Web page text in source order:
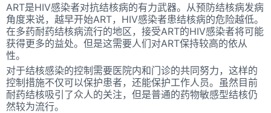
ART是HIV感染者对抗结核病的有力武器。从预防结核病发病
角度来说，越早开始ART，HIV感染者患结核病的危险越低。
在多药耐药结核病流行的地区，接受ART的HIV感染者将可能
获得更多的益处。但是这需要人们对ART保持较高的依从
性。
对于结核感染的控制需要医院内和门诊的共同努力，这样的
控制措施不仅可以保护患者，还能保护工作人员。虽然目前
耐药结核吸引了众人的关注，但是普通的药物敏感型结核仍
然较为流行。